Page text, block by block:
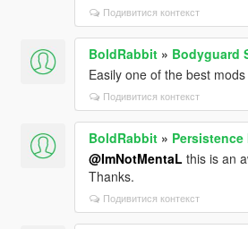
Подивитися контекст
BoldRabbit» Bodyguard
Easily one of the best
Подивитися контекст
BoldRabbit» Persistence
@ImNotMentaL this is an
Thanks.
Подивитися контекст